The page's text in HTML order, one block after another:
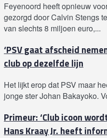
Feyenoord heeft opnieuw
gezorgd door Calvin Stengs
van slechts 8 miljoen euro,...
‘PSV gaat afscheid
club op dezelfde lijn
Het lijkt erop dat PSV maar
jonge ster Johan Bakayoko.
Primeur: ‘Club icoon
Hans Kraay Jr. heeft